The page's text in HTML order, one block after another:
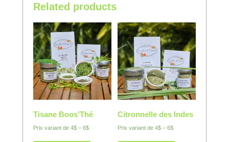
Related products
Tisane Boos’Thé
Prix variant de4$ –6$
Citronnelle des Indes
Prix variant de4$ –6$